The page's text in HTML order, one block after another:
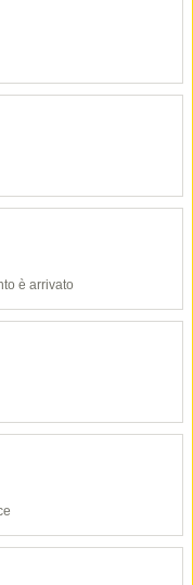
è arrivato